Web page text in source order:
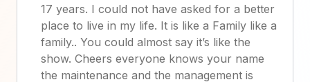
17 years. I could not have asked for a better
place to live in my life. It is like a Family like a
family.. You could almost say it’s like the
show. Cheers everyone knows your name
the maintenance and the management is